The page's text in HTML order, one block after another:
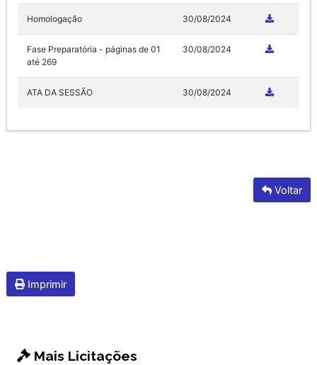
Homologação 30/08/2024
Fase Preparatória - páginas de 01
até 269
30/08/2024
ATA DA SESSÃO 30/08/2024
Voltar
Imprimir
Mais Licitações